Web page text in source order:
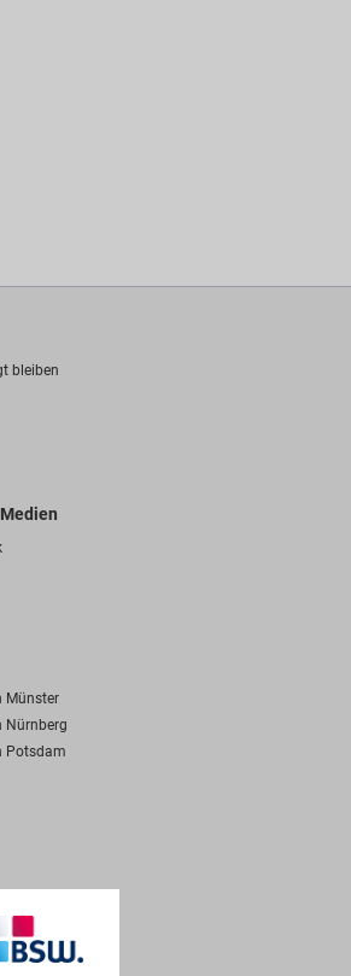
bleiben
Münster
Nürnberg
Potsdam